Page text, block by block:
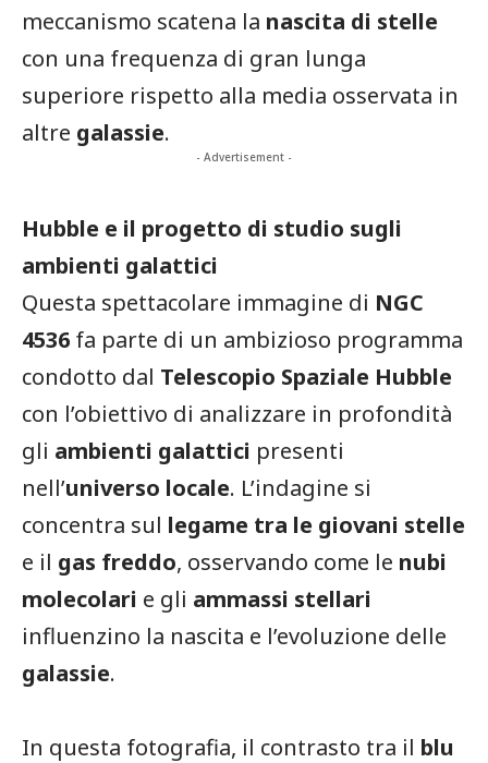
meccanismo scatena la nascita di stelle
con una frequenza di gran lunga
superiore rispetto alla media osservata in
altre galassie.
- Advertisement -
Hubble e il progetto di studio sugli
ambienti galattici
Questa spettacolare immagine di NGC
4536 fa parte di un ambizioso programma
condotto dal Telescopio Spaziale Hubble
con l’obiettivo di analizzare in profondità
gli ambienti galattici presenti
nell’universo locale. L’indagine si
concentra sul legame tra le giovani stelle
e il gas freddo, osservando come le nubi
molecolari e gli ammassi stellari
influenzino la nascita e l’evoluzione delle
galassie.
In questa fotografia, il contrasto tra il blu